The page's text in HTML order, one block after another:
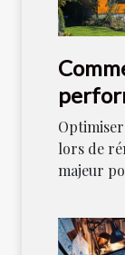
lors
lors de
majeur